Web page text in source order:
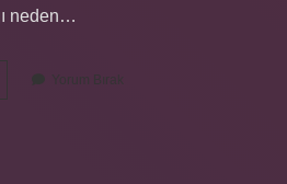
neden…
Yorum Bırak